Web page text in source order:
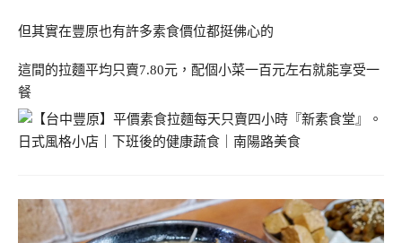
但其實在豐原也有許多素食價位都挺佛心的
這間的拉麵平均只賣7.80元，配個小菜一百元左右就能享受一
餐